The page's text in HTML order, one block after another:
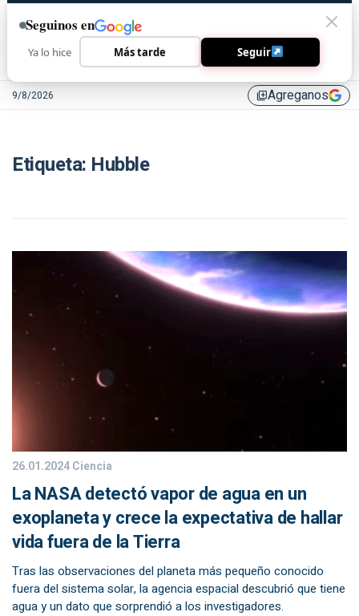
9/8/2026 library_addAgreganos
Etiqueta: Hubble
26.01.2024Ciencia
La NASA detectó vapor de agua en un
exoplaneta y crece la expectativa de hallar
vida fuera de la Tierra
Tras las observaciones del planeta más pequeño conocido
fuera del sistema solar, la agencia espacial descubrió que tiene
agua y un dato que sorprendió a los investigadores.
Seguinos en
Ya lo hice Más tarde Seguir